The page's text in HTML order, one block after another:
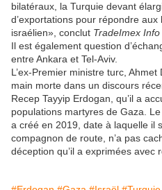
bilatéraux, la Turquie devant
d’exportations pour répondre
israélien», conclut TradeImex
Il est également question
entre Ankara et Tel-Aviv.
L’ex-Premier ministre turc,
main morte dans un discours
Recep Tayyip Erdogan, qu’il a
populations martyres de Gaza.
a créé en 2019, date à laquelle il
compagnon de route, n’a pas
déception qu’il a exprimées avec